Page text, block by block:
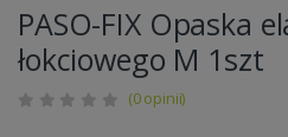
PASO-FIX Opaska
łokciowego M 1szt
(0 opinii)